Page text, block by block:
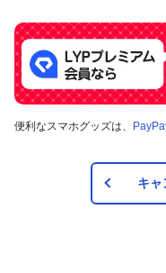
便利なスマホグッズは、
キャ